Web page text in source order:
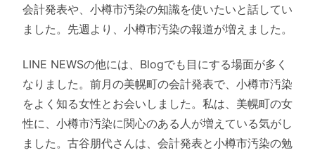
会計発表や、小樽市汚染の知識を使いたいと話してい
ました。先週より、小樽市汚染の報道が増えました。
LINE NEWSの他には、Blogでも目にする場面が多く
なりました。前月の美幌町の会計発表で、小樽市汚染
をよく知る女性とお会いしました。私は、美幌町の女
性に、小樽市汚染に関心のある人が増えている気がし
ました。古谷朋代さんは、会計発表と小樽市汚染の勉